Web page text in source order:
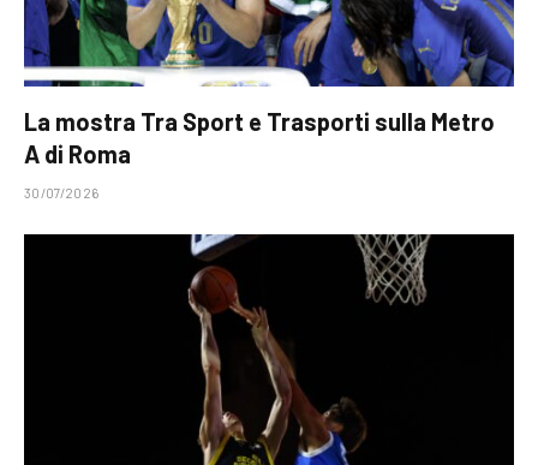
La mostra Tra Sport e Trasporti sulla Metro
A di Roma
30/07/2026